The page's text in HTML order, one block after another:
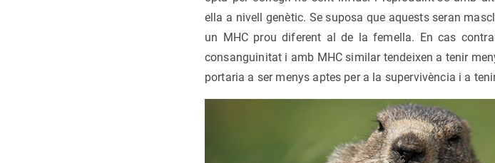
ella a nivell genètic. Se suposa que aquests seran
un MHC prou diferent al de la femella. En cas
consanguinitat i amb MHC similar tendeixen a tenir
portaria a ser menys aptes per a la supervivència i a